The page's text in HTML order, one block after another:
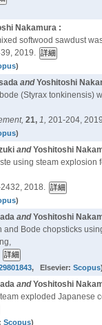
Nakamura :
softwood sawdust
2019.
)
andYoshitoshi
(Styrax tonkinensis)
21, 1, 201-204,
)
andYoshitoshi
using steam explosion
2018.
)
andYoshitoshi
Bode chopsticks
, Elsevier: Scopus
andYoshitoshi
exploded Japanese
Scopus)